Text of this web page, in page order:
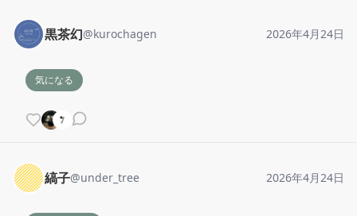
黒茶幻@kurochagen 2026年4月24日
気になる
縞子@under_tree 2026年4月24日